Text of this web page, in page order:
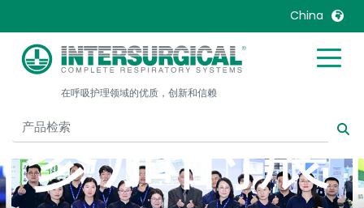
China
United Kingdom
United States
Belgique, Français
Malaysia
在呼吸护理领域的优质，创新和信赖
我们即将
参加的展